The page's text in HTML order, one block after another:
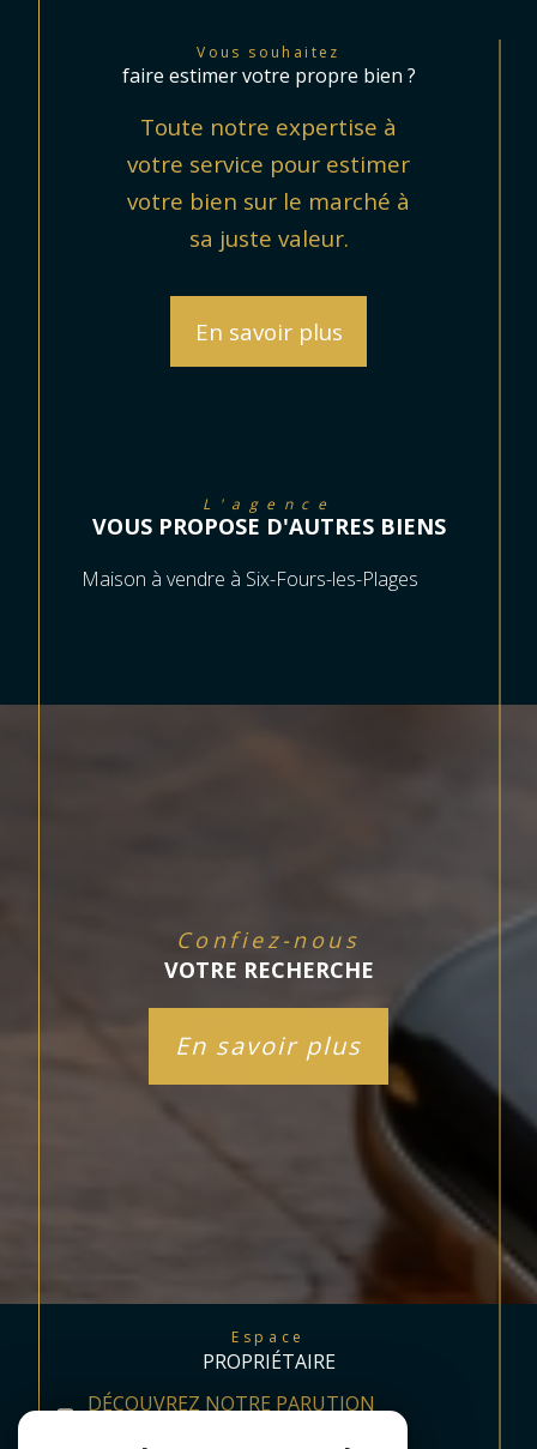
Vous souhaitez
faire estimer votre propre bien ?
Toute notre expertise à
votre service pour estimer
votre bien sur le marché à
sa juste valeur.
En savoir plus
L'agence
VOUS PROPOSE D'AUTRES BIENS
Maison à vendre à Six-Fours-les-Plages
Confiez-nous
VOTRE RECHERCHE
En savoir plus
Espace
PROPRIÉTAIRE
DÉCOUVREZ NOTRE PARUTION